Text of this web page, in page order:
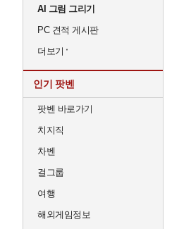
AI 그림 그리기
PC 견적 게시판
더보기
인기 팟벤
팟벤 바로가기
치지직
차벤
걸그룹
여행
해외게임정보